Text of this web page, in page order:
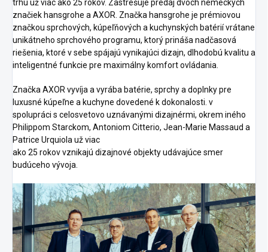
trhu už viac ako 25 rokov. Zastrešuje predaj dvoch nemeckých
značiek hansgrohe a AXOR. Značka hansgrohe je prémiovou
značkou sprchových, kúpeľňových a kuchynských batérií vrátane
unikátneho sprchového programu, ktorý prináša nadčasová
riešenia, ktoré v sebe spájajú vynikajúci dizajn, dlhodobú kvalitu a
inteligentné funkcie pre maximálny komfort ovládania.
Značka AXOR vyvíja a vyrába batérie, sprchy a doplnky pre
luxusné kúpeľne a kuchyne dovedené k dokonalosti. v
spolupráci s celosvetovo uznávanými dizajnérmi, okrem iného
Philippom Starckom, Antoniom Citterio, Jean-Marie Massaud a
Patrice Urquiola už viac
ako 25 rokov vznikajú dizajnové objekty udávajúce smer
budúceho vývoja.